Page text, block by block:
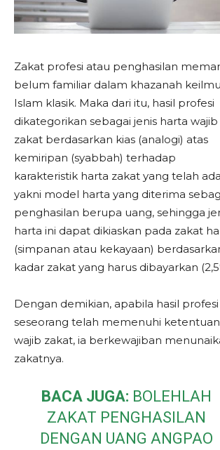
Zakat profesi atau penghasilan
belum familiar dalam khazanah
Islam klasik. Maka dari itu, hasil profesi
dikategorikan sebagai jenis harta wajib
zakat berdasarkan kias (analogi) atas
kemiripan (syabbah) terhadap
karakteristik harta zakat yang telah
yakni model harta yang diterima
penghasilan berupa uang, sehingga
harta ini dapat dikiaskan pada zakat
(simpanan atau kekayaan)
kadar zakat yang harus dibayarkan
Dengan demikian, apabila hasil profesi
seseorang telah memenuhi ketentuan
wajib zakat, ia berkewajiban
zakatnya.
BACA JUGA: BOLEHLAH
ZAKAT PENGHASILAN
DENGAN UANG ANGPAO